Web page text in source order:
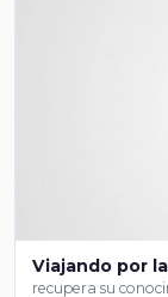
Viajando por
recupera su